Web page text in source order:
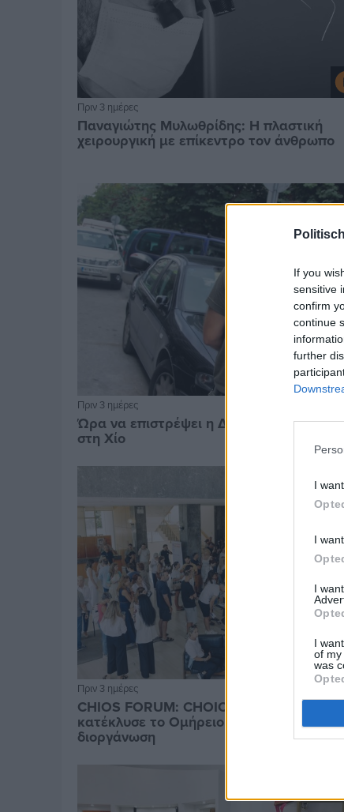
If you
sensitive
confirm
continue
further
I
I
I
I
of my
was
Πριν 3 ημέρες
Παναγιώτης Μυλωθρίδης: Η πλαστική
χειρουργική με επίκεντρο τον άνθρωπο
Πριν 3 ημέρες
Ώρα να επιστρέψει η Δημοτική
στη Χίο
Πριν 3 ημέρες
CHIOS FORUM: CHOICES- Πλήθος κόσμου
κατέκλυσε το Ομήρειο για την μεγάλη
διοργάνωση